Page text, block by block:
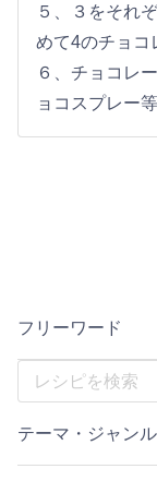
５、３をそれ
めて4のチョコ
６、チョコレ
ョコスプレー
フリーワード
テーマ・ジャンル